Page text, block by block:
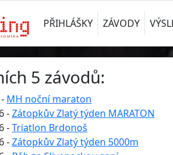
PŘIHLÁŠKY ZÁVODY
5 závodů:
MH noční maraton
-Zátopkův Zlatý týden MARATON
-Triatlon Brdonoš
-Zátopkův Zlatý týden 5000m